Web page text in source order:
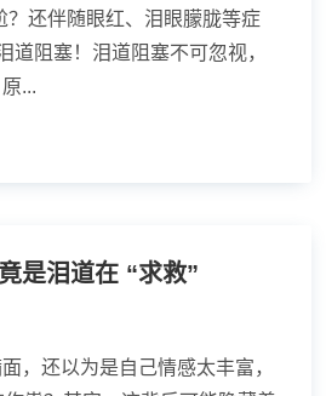
？还伴随眼红、泪眼朦胧等症
道阻塞！泪道阻塞不可忽视，
...
是泪道在 “求救”
，还以为是自己情感太丰富，